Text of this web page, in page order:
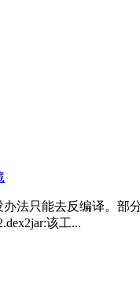
法只能去反编译。部
该工...